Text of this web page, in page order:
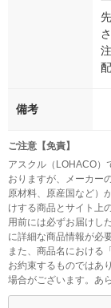
備考
ご注意【免責】
アスクル（LOHACO）
おりますが、メーカー
原材料、原産国など）
けする商品とサイト上
用前には必ずお届けし
に詳細な商品情報が必
また、商品名における
お約束するものではあ
場合がございます。あ